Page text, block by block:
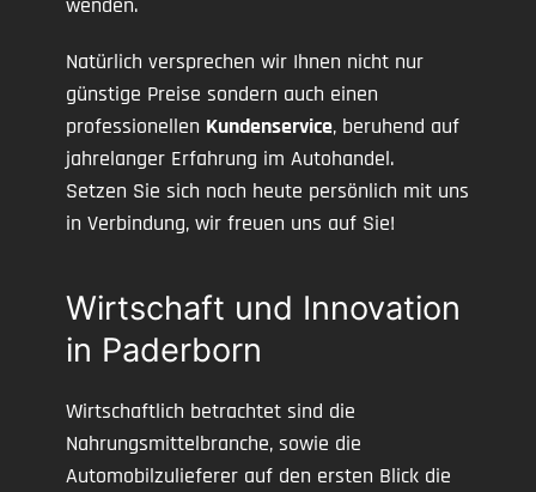
wenden.
Natürlich versprechen wir Ihnen nicht nur
günstige Preise sondern auch einen
professionellen Kundenservice, beruhend auf
jahrelanger Erfahrung im Autohandel.
Setzen Sie sich noch heute persönlich mit uns
in Verbindung, wir freuen uns auf Sie!
Wirtschaft und Innovation
in Paderborn
Wirtschaftlich betrachtet sind die
Nahrungsmittelbranche, sowie die
Automobilzulieferer auf den ersten Blick die